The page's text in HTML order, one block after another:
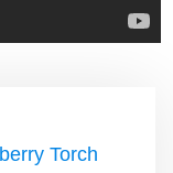
Torch